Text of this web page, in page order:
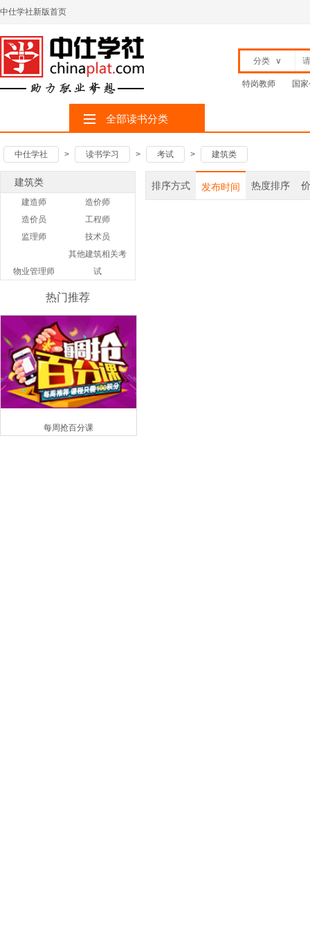
中仕学社新版首页
分类 ∨
特岗教师 国
全部读书分类
中仕学社 > 读书学习 > 考试 > 建筑类
建筑类
建造师
造价师
造价员
工程师
监理师
技术员
物业管理师
其他建筑相关考
试
热门推荐
每周抢百分课
排序方式 发布时间 热度排序